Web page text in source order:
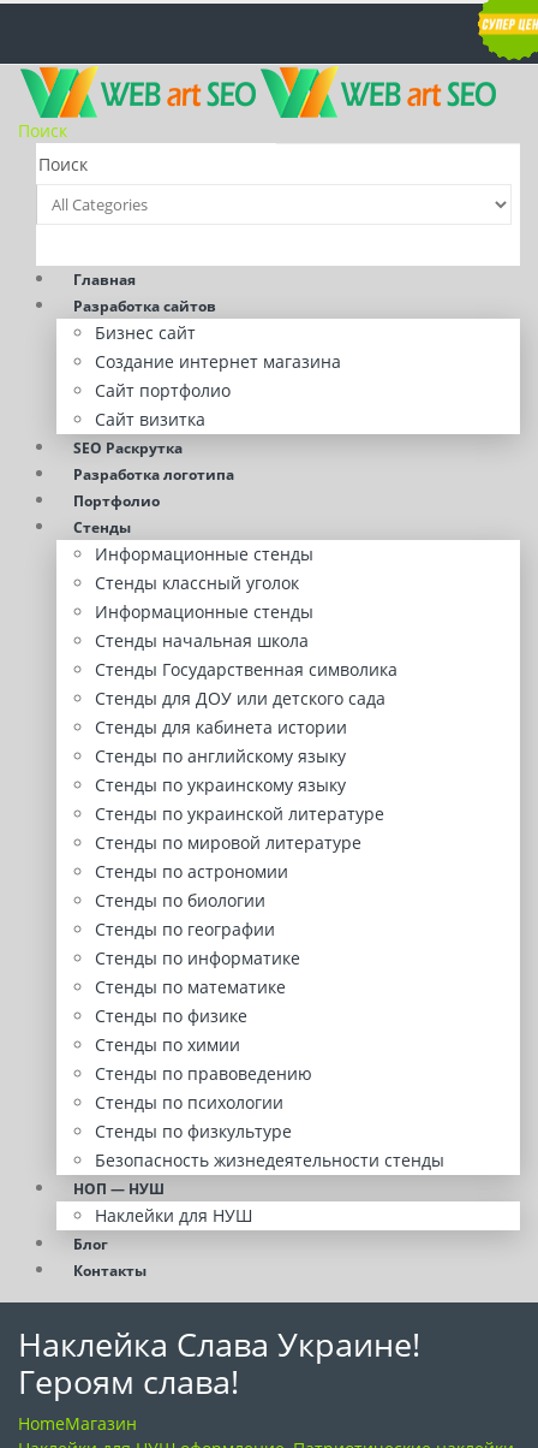
Поиск
Главная
Разработка сайтов
Бизнес сайт
Создание интернет магазина
Сайт портфолио
Сайт визитка
SEO Раскрутка
Разработка логотипа
Портфолио
Стенды
Информационные стенды
Стенды классный уголок
Информационные стенды
Стенды начальная школа
Стенды Государственная символика
Стенды для ДОУ или детского сада
Стенды для кабинета истории
Стенды по английскому языку
Стенды по украинскому языку
Стенды по украинской литературе
Стенды по мировой литературе
Стенды по астрономии
Стенды по биологии
Стенды по географии
Стенды по информатике
Стенды по математике
Стенды по физике
Стенды по химии
Стенды по правоведению
Стенды по психологии
Стенды по физкультуре
Безопасность жизнедеятельности стенды
НОП — НУШ
Наклейки для НУШ
Блог
Контакты
Наклейка Слава Украине!
Героям слава!
HomeМагазин